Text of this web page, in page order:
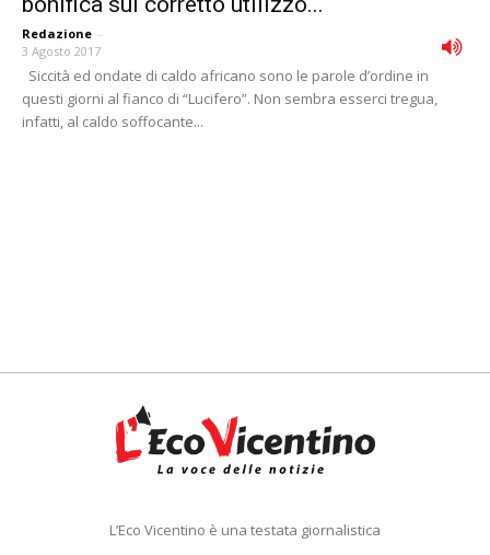
Redazione -
3 Agosto 2017
Siccità ed ondate di caldo africano sono le parole d’ordine in
questi giorni al fianco di “Lucifero”. Non sembra esserci tregua,
infatti, al caldo soffocante...
L’Eco Vicentino è una testata giornalistica